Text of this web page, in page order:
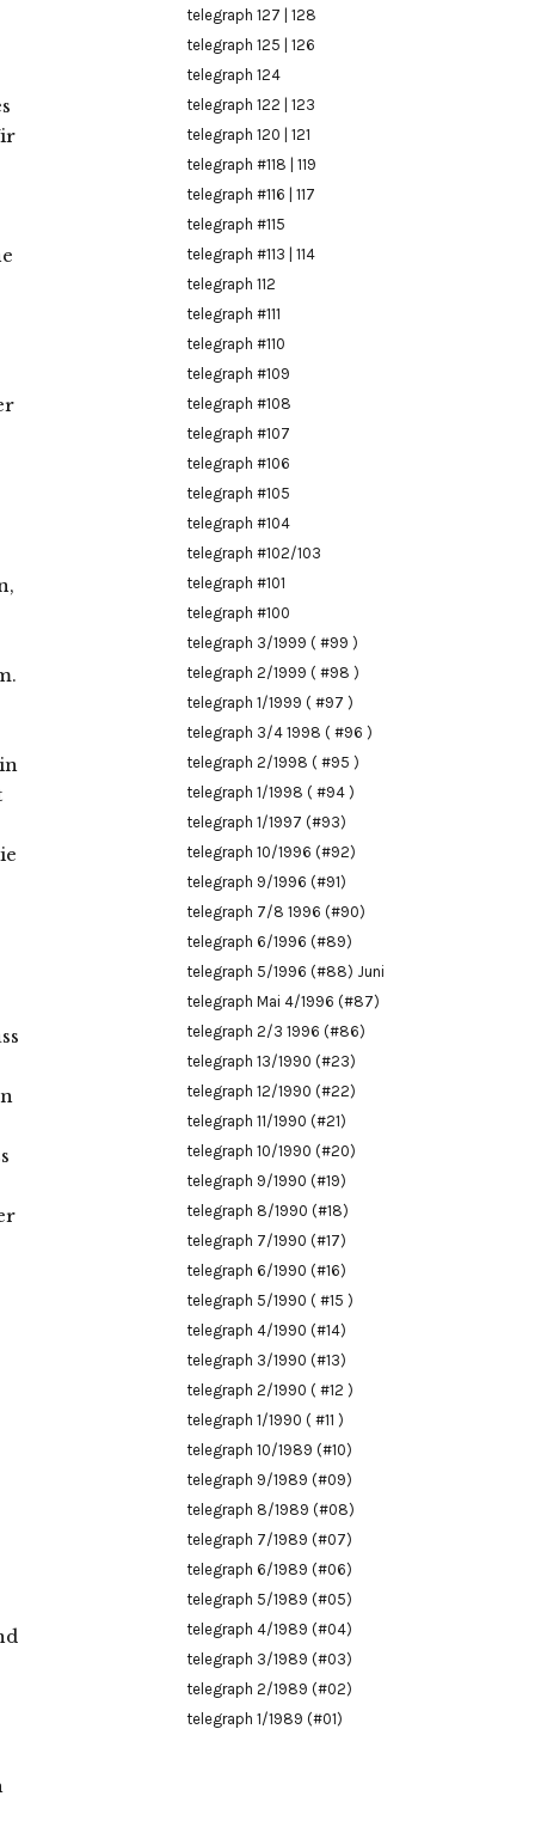
telegraph 127 | 128
telegraph 125 | 126
telegraph 124
telegraph 122 | 123
telegraph 120 | 121
telegraph #118 | 119
telegraph #116 | 117
telegraph #115
telegraph #113 | 114
telegraph 112
telegraph #111
telegraph #110
telegraph #109
telegraph #108
telegraph #107
telegraph #106
telegraph #105
telegraph #104
telegraph #102/103
telegraph #101
telegraph #100
telegraph 3/1999 ( #99 )
telegraph 2/1999 ( #98 )
telegraph 1/1999 ( #97 )
telegraph 3/4 1998 ( #96 )
telegraph 2/1998 ( #95 )
telegraph 1/1998 ( #94 )
telegraph 1/1997 (#93)
telegraph 10/1996 (#92)
telegraph 9/1996 (#91)
telegraph 7/8 1996 (#90)
telegraph 6/1996 (#89)
telegraph 5/1996 (#88) Juni
telegraph Mai 4/1996 (#87)
telegraph 2/3 1996 (#86)
telegraph 13/1990 (#23)
telegraph 12/1990 (#22)
telegraph 11/1990 (#21)
telegraph 10/1990 (#20)
telegraph 9/1990 (#19)
telegraph 8/1990 (#18)
telegraph 7/1990 (#17)
telegraph 6/1990 (#16)
telegraph 5/1990 ( #15 )
telegraph 4/1990 (#14)
telegraph 3/1990 (#13)
telegraph 2/1990 ( #12 )
telegraph 1/1990 ( #11 )
telegraph 10/1989 (#10)
telegraph 9/1989 (#09)
telegraph 8/1989 (#08)
telegraph 7/1989 (#07)
telegraph 6/1989 (#06)
telegraph 5/1989 (#05)
telegraph 4/1989 (#04)
telegraph 3/1989 (#03)
telegraph 2/1989 (#02)
telegraph 1/1989 (#01)